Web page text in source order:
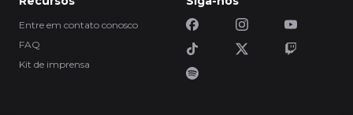
Entre em contato conosco
FAQ
Kit de imprensa